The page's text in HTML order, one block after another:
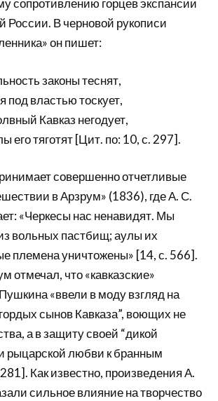
сопротивлению горцев экспансии
России. В черновой рукописи
он пишет:
законы теснят,
под властью тоскует,
Кавказ негодует,
его тяготят [Цит. по: 10, с. 297].
совершенно отчетливые
в Арзрум» (1836), где А. С.
«Черкесы нас ненавидят. Мы
вольных пастбищ; аулы их
племена уничтожены» [14, с. 566].
отмечал, что «кавказские»
«ввели в моду взгляд на
сынов Кавказа”, воющих не
а в защиту своей “дикой
рыцарской любви к бранным
Как известно, произведения А.
сильное влияние на творчество